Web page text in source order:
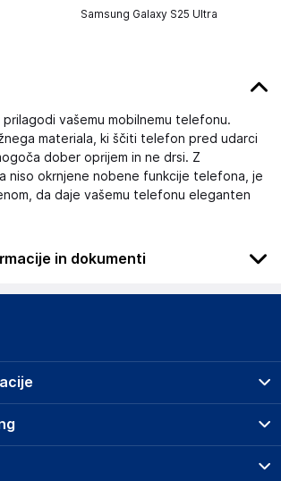
Samsung Galaxy S25 Ultra
vašemu mobilnemu telefonu.
materiala, ki ščiti telefon pred udarci
dober oprijem in ne drsi. Z
niso okrnjene nobene funkcije telefona, je
da daje vašemu telefonu eleganten
in dokumenti